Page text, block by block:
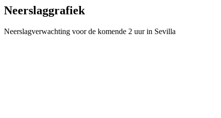
Neerslaggrafiek
Neerslagverwachting voor de komende 2 uur in Sevilla